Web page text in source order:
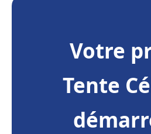
Votre
Tente